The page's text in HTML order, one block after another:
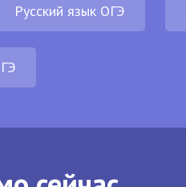
Русский язык ОГЭ